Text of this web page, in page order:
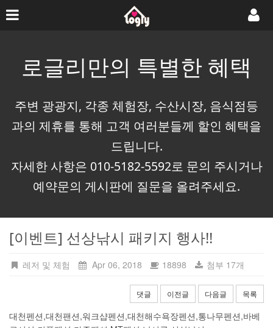
로글리만의 특별한 혜택
주변 광광지, 각종 체험장, 수산시장, 음식점등
과의 제휴를 통해 고객 여러분들께 할인 혜택을
드립니다.
자세한 사항은 010-5182-5592로 문의 주시거나
예약문의 게시판에 질문을 올려주세요.
[이벤트] 선상낚시 패키지 행사!!
레저 및 체험 Apr 06, 2018 18898 첨부 17개
댓글 이전글 다음글 목록
대천펜션,대천팬션,워크샵펜션,대천해수욕장펜션,통나무펜션,바베